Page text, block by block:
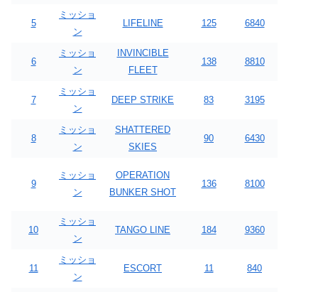
5
ミッショ
ン
LIFELINE 125 6840
6
ミッショ
ン
INVINCIBLE
FLEET
138 8810
7
ミッショ
ン
DEEP STRIKE 83 3195
8
ミッショ
ン
SHATTERED
SKIES
90 6430
9
ミッショ
ン
OPERATION
BUNKER SHOT
136 8100
10
ミッショ
ン
TANGO LINE 184 9360
11
ミッショ
ン
ESCORT 11 840